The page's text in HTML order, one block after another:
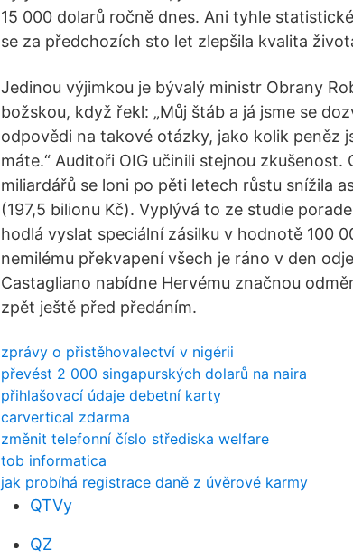
15 000 dolarů ročně dnes. Ani tyhle
se za předchozích sto let zlepšila kvalita
Jedinou výjimkou je bývalý ministr Obrany
božskou, když řekl: „Můj štáb a já jsme se
odpovědi na takové otázky, jako kolik peněz
máte.“ Auditoři OIG učinili stejnou
miliardářů se loni po pěti letech růstu snížila
(197,5 bilionu Kč). Vyplývá to ze studie
hodlá vyslat speciální zásilku v hodnotě 100
nemilému překvapení všech je ráno v den
Castagliano nabídne Hervému značnou
zpět ještě před předáním.
zprávy o přistěhovalectví v nigérii
převést 2 000 singapurských dolarů na naira
přihlašovací údaje debetní karty
carvertical zdarma
změnit telefonní číslo střediska welfare
tob informatica
jak probíhá registrace daně z úvěrové karmy
QTVy
QZ